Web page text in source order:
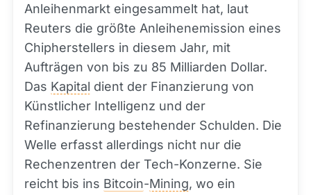
Anleihenmarkt eingesammelt hat, laut
Reuters die größte Anleihenemission eines
Chipherstellers in diesem Jahr, mit
Aufträgen von bis zu 85 Milliarden Dollar.
Das Kapital dient der Finanzierung von
Künstlicher Intelligenz und der
Refinanzierung bestehender Schulden. Die
Welle erfasst allerdings nicht nur die
Rechenzentren der Tech-Konzerne. Sie
reicht bis ins Bitcoin-Mining, wo ein